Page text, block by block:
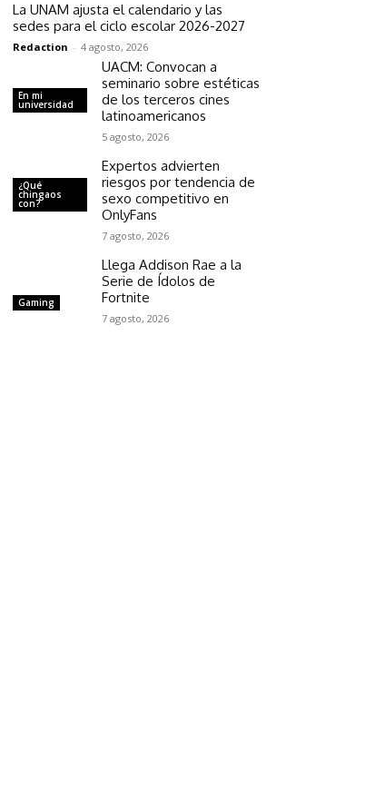
La UNAM ajusta el calendario y las
sedes para el ciclo escolar 2026-2027
Redaction - 4 agosto, 2026
En mi
universidad
UACM: Convocan a
seminario sobre estéticas
de los terceros cines
latinoamericanos
5 agosto, 2026
¿Qué
chingaos
con?
Expertos advierten
riesgos por tendencia de
sexo competitivo en
OnlyFans
7 agosto, 2026
Gaming
Llega Addison Rae a la
Serie de Ídolos de
Fortnite
7 agosto, 2026